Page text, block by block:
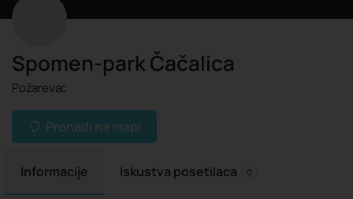
Spomen-park Čačalica
Požarevac
Pronađi na mapi
Informacije Iskustva posetilaca 0